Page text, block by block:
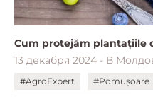
Cum protejăm plantațiile
13 декабря 2024 - В
#AgroExpert #Pomușoare